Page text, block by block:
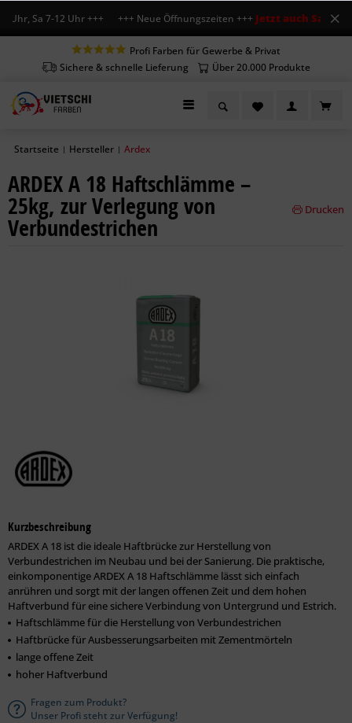
Sa 7-12 Uhr +++ +++ Neue Öffnungszeiten +++Jetzt auch Sa
Profi Farben für Gewerbe & Privat
Sichere & schnelle Lieferung
Über 20.000 Produkte
Startseite | Hersteller | Ardex
ARDEX A 18 Haftschlämme –
25kg, zur Verlegung von
Verbundestrichen
Drucken
Kurzbeschreibung
ARDEX A 18 ist die ideale Haftbrücke zur Herstellung von
Verbundestrichen im Neubau und bei der Sanierung. Die praktische,
einkomponentige ARDEX A 18 Haftschlämme lässt sich einfach
anrühren und sorgt mit der langen offenen Zeit und dem hohen
Haftverbund für eine sichere Verbindung von Untergrund und Estrich.
Haftschlämme für die Herstellung von Verbundestrichen
Haftbrücke für Ausbesserungsarbeiten mit Zementmörteln
lange offene Zeit
hoher Haftverbund
Fragen zum Produkt?
Unser Profi steht zur Verfügung!